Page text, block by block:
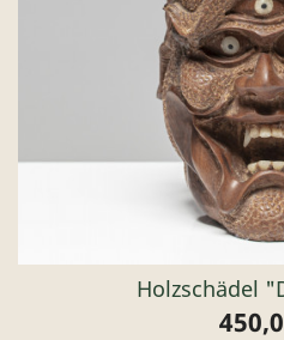
Holzschädel
Preis